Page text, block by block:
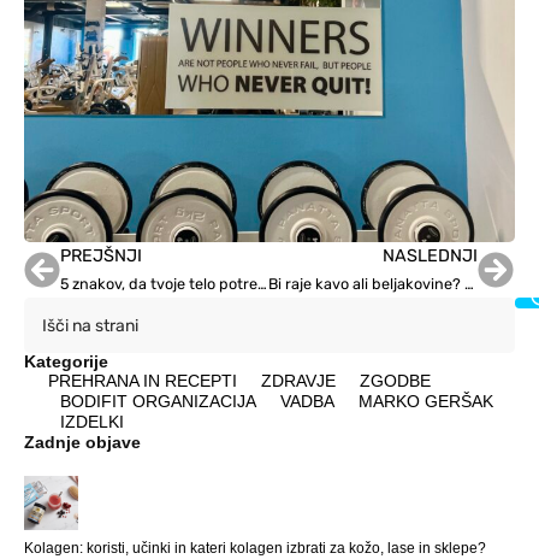
PREJŠNJI
5 znakov, da tvoje telo potrebuje pomladno obnovo
NASLEDNJI
Bi raje kavo ali beljakovine? Kaj pa oboje?
Kategorije
PREHRANA IN RECEPTI
ZDRAVJE
ZGODBE
BODIFIT ORGANIZACIJA
VADBA
MARKO GERŠAK
IZDELKI
Zadnje objave
Kolagen: koristi, učinki in kateri kolagen izbrati za kožo, lase in sklepe?